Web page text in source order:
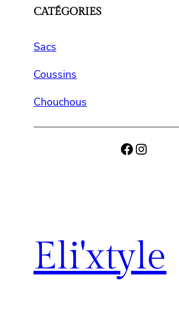
CATÉGORIES
Sacs
Coussins
Chouchous
Facebook
Eli'xtyle